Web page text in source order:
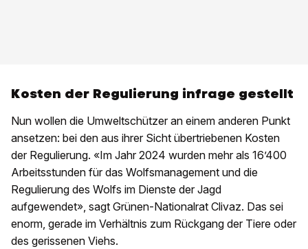
Kosten der Regulierung infrage gestellt
Nun wollen die Umweltschützer an einem anderen Punkt
ansetzen: bei den aus ihrer Sicht übertriebenen Kosten
der Regulierung. «Im Jahr 2024 wurden mehr als 16’400
Arbeitsstunden für das Wolfsmanagement und die
Regulierung des Wolfs im Dienste der Jagd
aufgewendet», sagt Grünen-Nationalrat Clivaz. Das sei
enorm, gerade im Verhältnis zum Rückgang der Tiere oder
des gerissenen Viehs.